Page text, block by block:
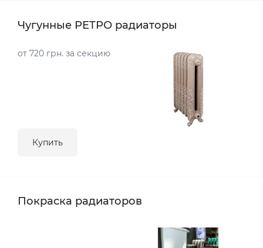
Чугунные РЕТРО радиаторы
от 720 грн. за секцию
Купить
Покраска радиаторов